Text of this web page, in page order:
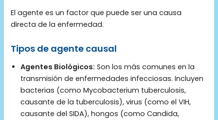
El agente es un factor que puede ser una causa
directa de la enfermedad.
Tipos de agente causal
Agentes Biológicos: Son los más comunes en la
transmisión de enfermedades infecciosas. Incluyen
bacterias (como Mycobacterium tuberculosis,
causante de la tuberculosis), virus (como el VIH,
causante del SIDA), hongos (como Candida,